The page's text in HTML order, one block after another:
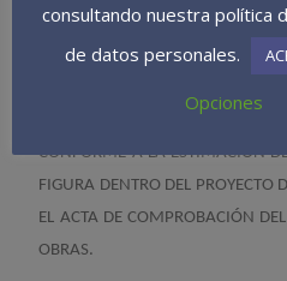
29.296,23 € IVA EXCLUIDO.
PLAZO DE EJECUCIÓN
CONFORME A LA ESTIMACIÓN
FIGURA DENTRO DEL PROYECTO
EL ACTA DE COMPROBACIÓN
OBRAS.
consultando nuestra política
de datos personales.
Opciones